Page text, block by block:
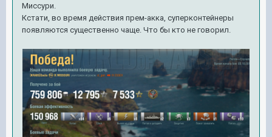
Миссури.
Кстати, во время действия прем-акка, суперконтейнеры
появляются существенно чаще. Что бы кто не говорил.